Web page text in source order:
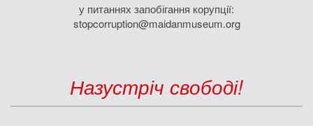
у питаннях запобігання корупції:
stopcorruption@maidanmuseum.org
Назустріч свободі!